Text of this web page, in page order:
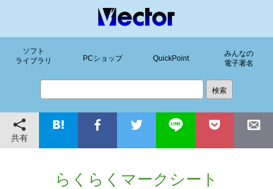
ソフト
ライブラリ
PCショップ QuickPoint
みんなの
電子署名
共有
らくらくマークシート